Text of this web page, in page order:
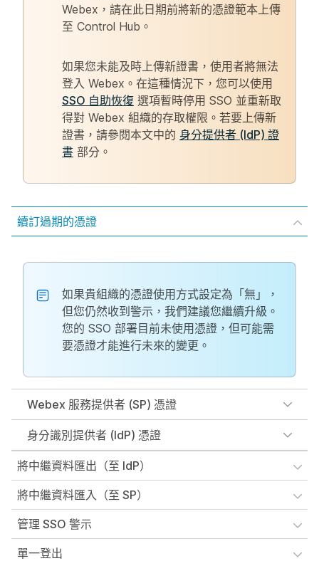
Webex，請在此日期前將新的憑證範本上傳
至 Control Hub。
如果您未能及時上傳新證書，使用者將無法
登入 Webex。在這種情況下，您可以使用
SSO 自助恢復 選項暫時停用 SSO 並重新取
得對 Webex 組織的存取權限。若要上傳新
證書，請參閱本文中的 身分提供者 (IdP) 證
書 部分。
續訂過期的憑證
如果貴組織的憑證使用方式設定為「無」，
但您仍然收到警示，我們建議您繼續升級。
您的 SSO 部署目前未使用憑證，但可能需
要憑證才能進行未來的變更。
Webex 服務提供者 (SP) 憑證
身分識別提供者 (IdP) 憑證
將中繼資料匯出（至 IdP）
將中繼資料匯入（至 SP）
管理 SSO 警示
單一登出